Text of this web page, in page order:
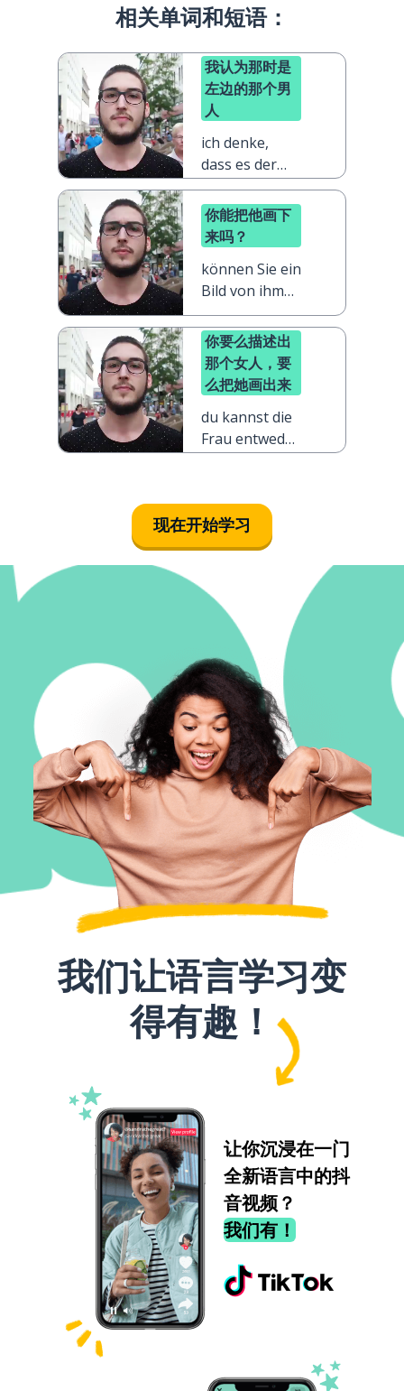
相关单词和短语：
我认为那时是
左边的那个男
人
ich denke,
dass es der
Typ auf der
linken Seite
war
你能把他画下
来吗？
können Sie ein
Bild von ihm
zeichnen?
你要么描述出
那个女人，要
么把她画出来
du kannst die
Frau entweder
von ihr
zeichnen
现在开始学习
我们让语言学习变
得有趣！
让你沉浸在一门
全新语言中的抖
音视频？
我们有！